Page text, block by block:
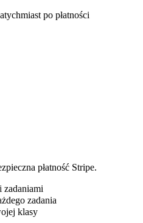
po płatności
płatność Stripe.
zadaniami
zadania
klasy